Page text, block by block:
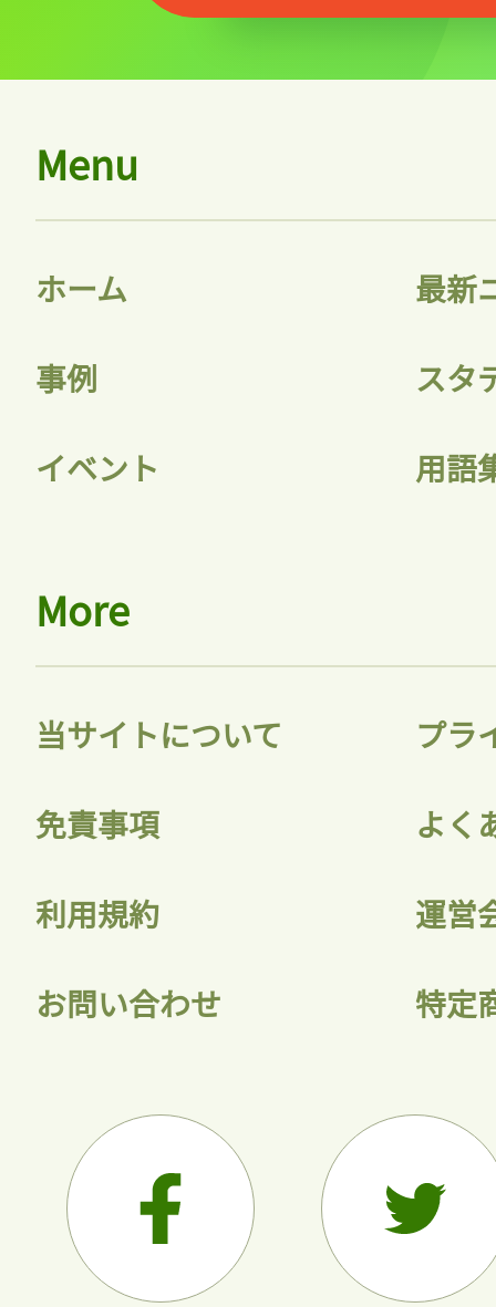
Menu
ホーム 最新
事例 スタ
イベント 用語
More
当サイトについて プラ
免責事項 よく
利用規約 運営
お問い合わせ 特定